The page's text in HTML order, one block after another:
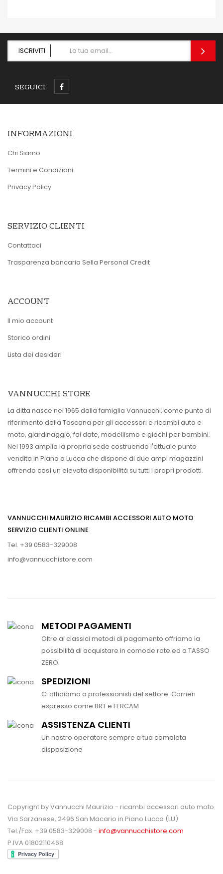
ISCRIVITI
SEGUICI
INFORMAZIONI
Chi Siamo
Termini e Condizioni
Privacy Policy
SERVIZIO CLIENTI
Contattaci
Trasparenza bancaria Sella Personal Credit
ACCOUNT
Il mio account
Storico ordini
Lista dei desideri
VANNUCCHI STORE
La ditta nasce nel 1965 dalla famiglia Vannucchi, come punto di
riferimento della Toscana per gli accessori e ricambi auto e
moto, giardinaggio, fai date, modellismo e giochi per bambini.
Nel 1993 amplia la propria sede costruendo l'attuale punto
vendita in Piano a Lucca che dispone di due ampi magazzini
offrendo così un elevata disponibilità su tutti i propri prodotti.
VANNUCCHI MAURIZIO RICAMBI ACCESSORI AUTO MOTO
SERVIZIO CLIENTI ONLINE
Tel. +39 0583-329008
info@vannucchistore.com
METODI PAGAMENTI
Oltre ai classici metodi di pagamento offriamo la
possibilità di acquistare in comode rate ed a TASSO
ZERO.
SPEDIZIONI
Ci affidiamo a professionisti del settore. Corrieri
espresso come BRT e FERCAM
ASSISTENZA CLIENTI
Un nostro operatore sempre a tua completa
disposizione
Copyright by Vannucchi Maurizio - ricambi accessori auto moto
Via Sarzanese, 2496 San Macario in Piano Lucca (LU)
Tel./Fax. +39 0583-329008 - info@vannucchistore.com
P.IVA 01802110468